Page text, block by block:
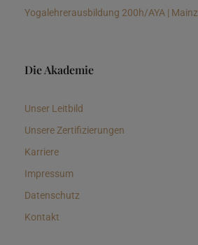
Yogalehrerausbildung 200h/AYA | Mainz
Die Akademie
Unser Leitbild
Unsere Zertifizierungen
Karriere
Impressum
Datenschutz
Kontakt